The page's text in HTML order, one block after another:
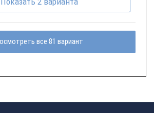
все 81 вариант